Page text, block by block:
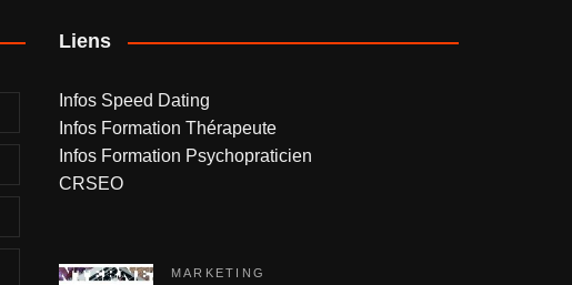
Liens
Infos Speed Dating
Infos Formation Thérapeute
Infos Formation Psychopraticien
CRSEO
MARKETING